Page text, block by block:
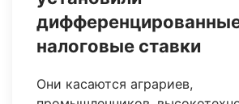
налоговые ставки
Они касаются аграриев,